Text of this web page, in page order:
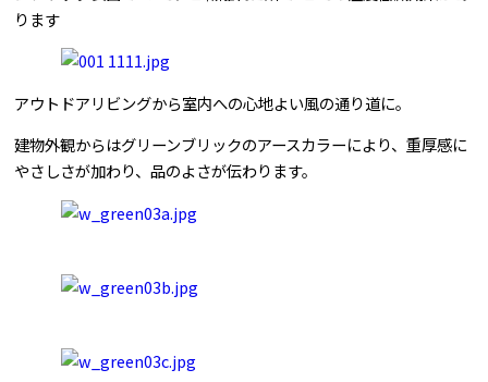
ります
アウトドアリビングから室内への心地よい風の通り道に。
建物外観からはグリーンブリックのアースカラーにより、重厚感に
やさしさが加わり、品のよさが伝わります。